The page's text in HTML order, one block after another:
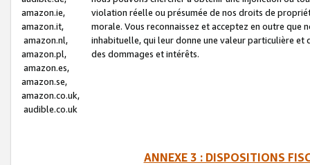
amazon.ie,
amazon.it,
amazon.nl,
amazon.pl,
amazon.es,
amazon.se,
amazon.co.uk,
audible.co.uk
violation réelle ou présumée de nos droits de
morale. Vous reconnaissez et acceptez en outre que
inhabituelle, qui leur donne une valeur particulière
des dommages et intérêts.
ANNEXE 3 : DISPOSITIONS